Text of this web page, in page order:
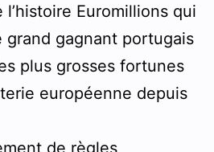
Euromillions qui
grand gagnant portugais
plus grosses fortunes
européenne depuis
de règles